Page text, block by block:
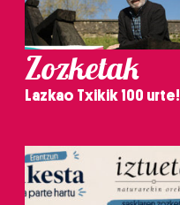
Zozketak
Lazkao Txikik 100 urte!